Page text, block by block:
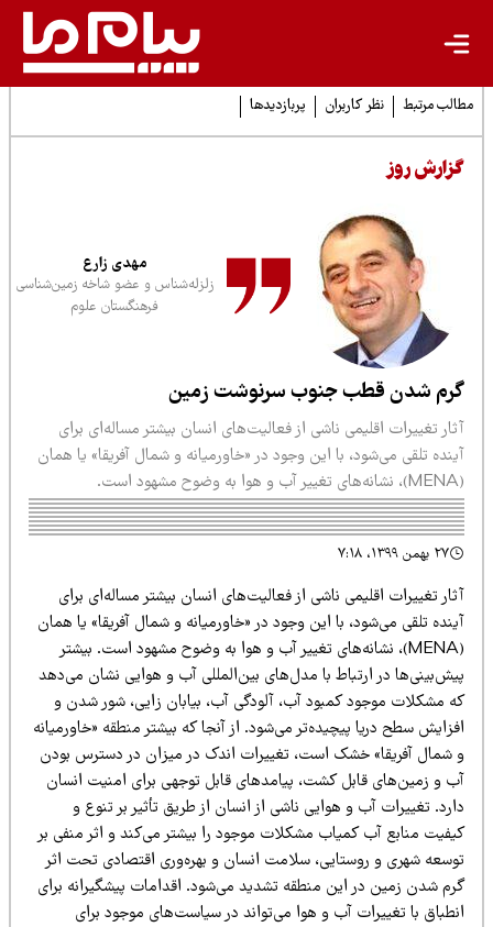
مرتبط نظر کاربران پربازدیدها
روز
مهدی زارع
زلزله‌شناس و عضو شاخه زمین‌شناسی
فرهنگستان علوم
شدن قطب جنوب سرنوشت زمین
تغییرات اقلیمی ناشی از فعالیت‌های انسان بیشتر مساله‌ای برای
تلقی می‌شود، با این وجود در «خاورمیانه و شمال آفریقا» یا همان
تغییرات اقلیمی ناشی از فعالیت‌های انسان بیشتر مساله‌ای برای
تلقی می‌شود، با این وجود در «خاورمیانه و شمال آفریقا» یا همان
(MENA)، نشانه‌های تغییر آب و هوا به وضوح مشهود است. بیشتر
در ارتباط با مدل‌های بین‌المللی آب و هوایی نشان می‌دهد
مشکلات موجود کمبود آب، آلودگی آب، بیابان زایی، شور شدن و
سطح دریا پیچیده‌تر می‌شود. از آنجا که بیشتر منطقه «خاورمیانه
شمال آفریقا» خشک است، تغییرات اندک در میزان در دسترس بودن
و زمین‌های قابل کشت، پیامدهای قابل توجهی برای امنیت انسان
تغییرات آب و هوایی ناشی از انسان از طریق تأثیر بر تنوع و
منابع آب کمیاب مشکلات موجود را بیشتر می‌کند و اثر منفی بر
شهری و روستایی‌، سلامت انسان و بهره‌وری اقتصادی تحت اثر
شدن زمین در این منطقه تشدید می‌شود. اقدامات پیشگیرانه برای
با تغییرات آب و هوا می‌تواند در سیاست‌های موجود برای